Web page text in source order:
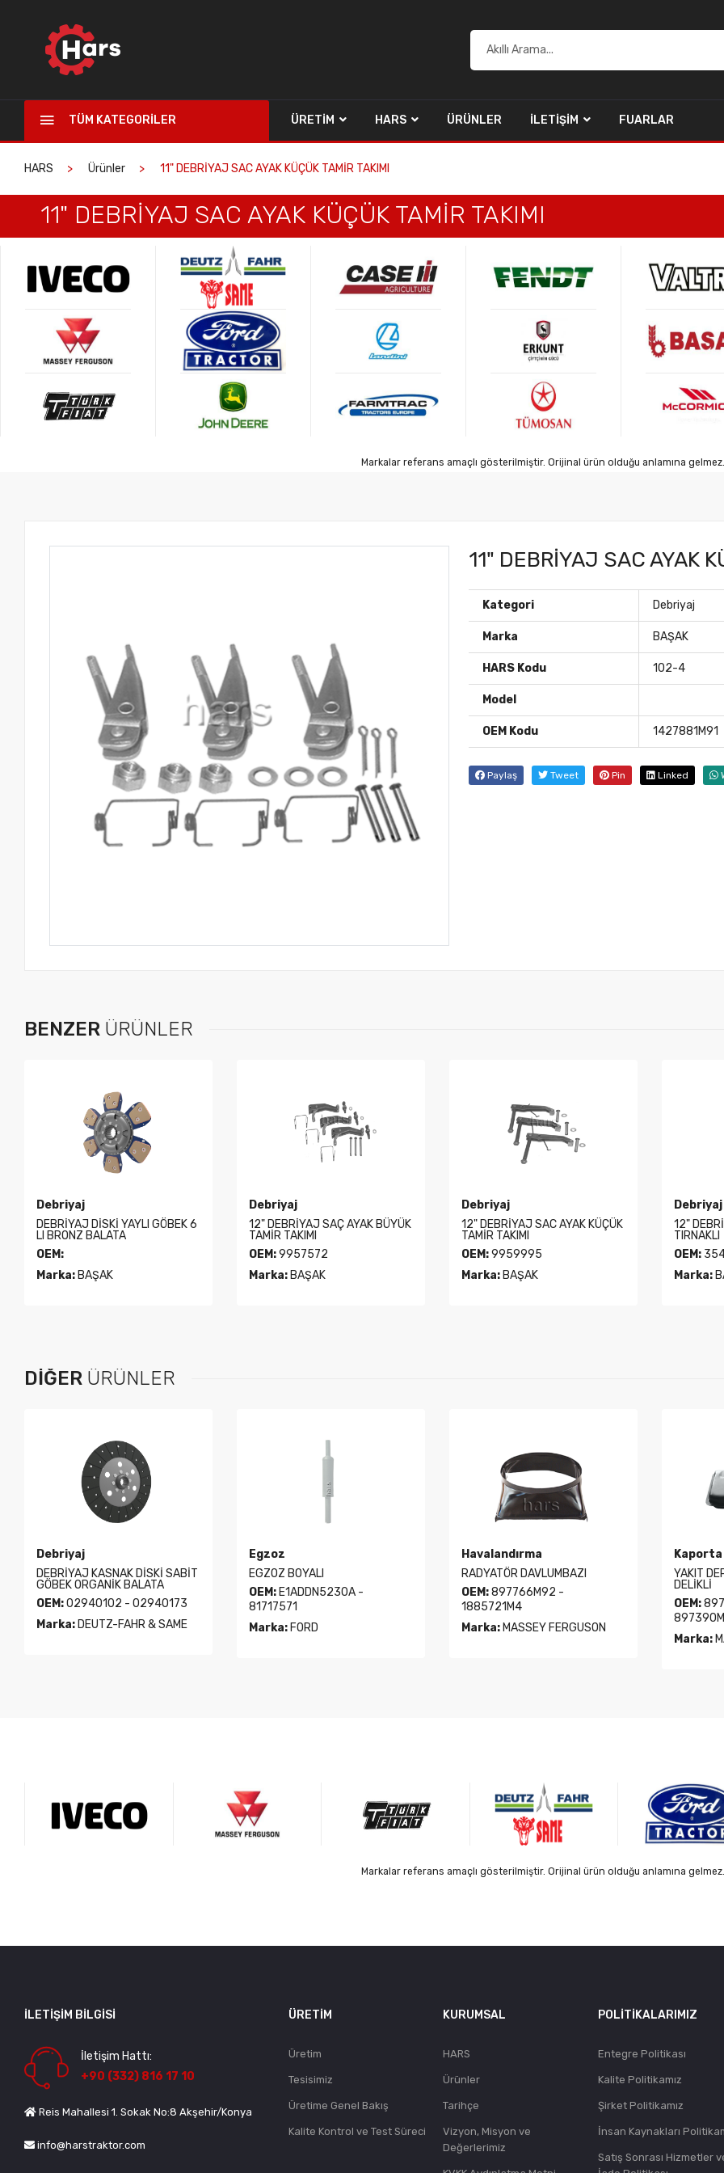
TÜM KATEGORILER ÜRETIM HARS ÜRÜNLER İLETIŞIM FUARLAR
HARS Ürünler 11" DEBRİYAJ SAC AYAK KÜÇÜK TAMİR TAKIMI
11" DEBRİYAJ SAC AYAK KÜÇÜK TAMİR TAKIMI
Markalar referans amaçlı gösterilmiştir. Orijinal ürün olduğu anlamına gelmez.
11" DEBRİYAJ SAC AYAK
Kategori Debriyaj
Marka BAŞAK
HARS Kodu 102-4
Model
OEM Kodu 1427881M91
Paylaş Tweet Pin Linked
BENZER ÜRÜNLER
Debriyaj
12" DEBRİYAJ SAÇ AYAK BÜYÜK
TAMİR TAKIMI
OEM:
Marka: BAŞAK
Debriyaj
12" DEBRİYAJ SAC AYAK KÜÇÜK
TAMİR TAKIMI
OEM:9959995
Marka:BAŞAK
Debriyaj
12" DEBRİYAJ PLEYT İÇTEN
TIRNAKLI
OEM:3540267M1
Marka:BAŞAK
Debriyaj
12"
TIRNAKLI
OEM:
Marka:
DIĞER ÜRÜNLER
Egzoz
EGZOZ BOYALI
OEM:E1ADDN5230A -
81717571
Marka:FORD
Havalandırma
RADYATÖR DAVLUMBAZI
OEM:897766M92 -
1885721M4
Marka:MASSEY FERGUSON
Kaporta
YAKIT DEPO TANKI KAPAKLI 5
DELİKLİ
OEM:897401M91 -
Debriyaj
11"
TIRNAKLI
OEM:
Marka:
Markalar referans amaçlı gösterilmiştir. Orijinal ürün olduğu anlamına gelmez.
İLETIŞIM BILGISI
İletişim Hattı:
+90 (332) 816 17 10
Reis Mahallesi 1. Sokak No:8 Akşehir/Konya
info@harstraktor.com
ÜRETIM
Üretim
Tesisimiz
Üretime Genel Bakış
Kalite Kontrol ve Test Süreci
KURUMSAL
HARS
Ürünler
Tarihçe
Vizyon, Misyon ve
Değerlerimiz
POLITIKALARIMIZ
Entegre Politikası
Kalite Politikamız
Şirket Politikamız
İnsan Kaynakları
Satış Sonrası Hizmetler